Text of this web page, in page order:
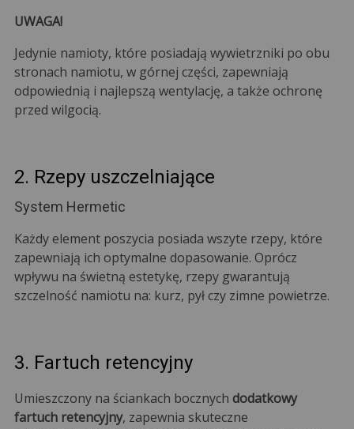
UWAGA!
Jedynie namioty, które posiadają wywietrzniki po obu
stronach namiotu, w górnej części, zapewniają
odpowiednią i najlepszą wentylację, a także ochronę
przed wilgocią.
2. Rzepy uszczelniające
System Hermetic
Każdy element poszycia posiada wszyte rzepy, które
zapewniają ich optymalne dopasowanie. Oprócz
wpływu na świetną estetykę, rzepy gwarantują
szczelność namiotu na: kurz, pył czy zimne powietrze.
3. Fartuch retencyjny
Umieszczony na ściankach bocznych dodatkowy
fartuch retencyjny, zapewnia skuteczne